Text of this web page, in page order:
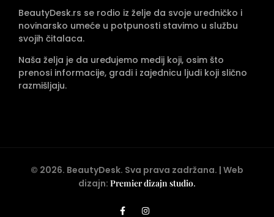
BeautyDesk.rs se rodio iz želje da svoje uredničko i
novinarsko umeće u potpunosti stavimo u službu
svojih čitalaca.
Naša želja je da uređujemo medij koji, osim što
prenosi informacije, gradi i zajednicu ljudi koji slično
razmišljaju.
© 2026. BeautyDesk. Sva prava zadržana. | Web
dizajn: Premier dizajn studio.